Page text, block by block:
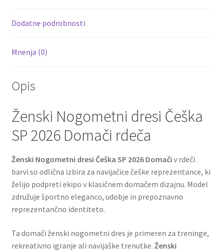
k
Dodatne podrobnosti
Mnenja (0)
Opis
Ženski Nogometni dresi Češka
SP 2026 Domači rdeča
Ženski Nogometni dresi Češka SP 2026 Domači v rdeči
barvi so odlična izbira za navijačice češke reprezentance, ki
želijo podpreti ekipo v klasičnem domačem dizajnu. Model
združuje športno eleganco, udobje in prepoznavno
reprezentančno identiteto.
Ta domači ženski nogometni dres je primeren za treninge,
rekreativno igranje ali navijaške trenutke. Ženski